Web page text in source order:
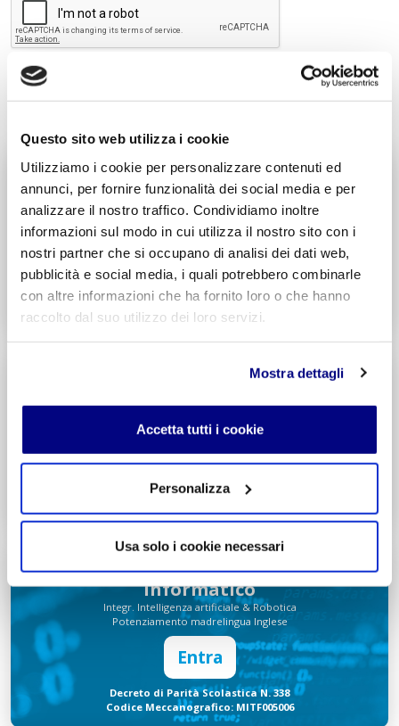
Questo sito web utilizza i cookie
Utilizziamo i cookie per personalizzare contenuti ed
annunci, per fornire funzionalità dei social media e per
analizzare il nostro traffico. Condividiamo inoltre
informazioni sul modo in cui utilizza il nostro sito con i
nostri partner che si occupano di analisi dei dati web,
pubblicità e social media, i quali potrebbero combinarle
con altre informazioni che ha fornito loro o che hanno
raccolto dal suo utilizzo dei loro servizi.
Mostra dettagli
Accetta tutti i cookie
Personalizza
Usa solo i cookie necessari
INVIA COMMENTO
Liceo delle Scienze Umane
Economico Sociale
Integr. Psicologia & Sociologia
Potenziamento madrelingua Inglese
Entra
Decreto di Parità Scolastica N. 2684
Codice Meccanografico: MIPMRI500E
Tecnico Economico
Potenziamento madrelingua Inglese
Entra
Decreto di Parità Scolastica N. 1139
Codice Meccanografico: MITNUQ500H
Tecnico Tecnologico
Informatico
Integr. Intelligenza artificiale & Robotica
Potenziamento madrelingua Inglese
Entra
Decreto di Parità Scolastica N. 338
Codice Meccanografico: MITF005006